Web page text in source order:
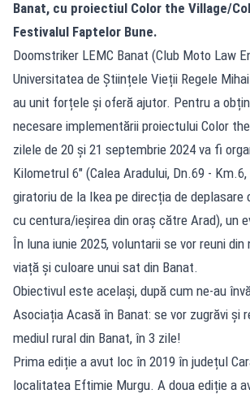
Banat, cu proiectiul Color the Village/
Festivalul Faptelor Bune.
Doomstriker LEMC Banat (Club Moto Law
Universitatea de Științele Vieții Regele
au unit forțele și oferă ajutor. Pentru a
necesare implementării proiectului Color
zilele de 20 și 21 septembrie 2024 va fi
Kilometrul 6" (Calea Aradului, Dn.69 -
giratoriu de la Ikea pe direcția de
cu centura/ieșirea din oraș către Arad), un
În luna iunie 2025, voluntarii se vor reuni din
viață și culoare unui sat din Banat.
Obiectivul este același, după cum ne-au
Asociația Acasă în Banat: se vor zugrăvi și
mediul rural din Banat, în 3 zile!
Prima ediție a avut loc în 2019 în județul
localitatea Eftimie Murgu. A doua ediție a